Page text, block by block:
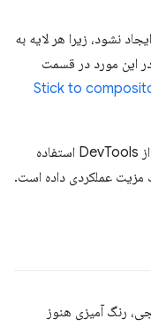
نشود، زیرا هر لایه به
این مورد در قسمت
Stick to
اگر عنصری را به یک لایه جدید ارتقا داده اید، از DevTools استفاده
مزیت عملکردی داده است.
رنگ آمیزی هنوز